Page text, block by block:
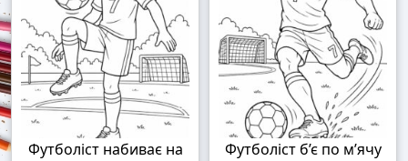
Футболіст набиває на
Футболіст б’є по м’ячу